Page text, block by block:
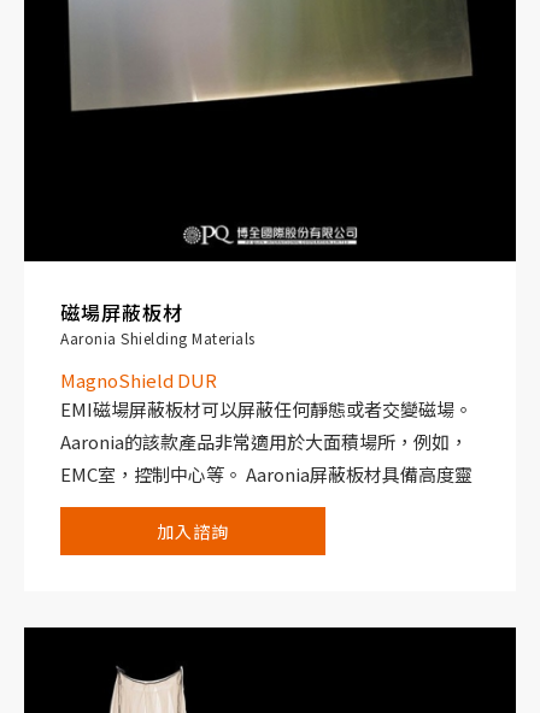
磁場屏蔽板材
Aaronia Shielding Materials
MagnoShield DUR
EMI磁場屏蔽板材可以屏蔽任何靜態或者交變磁場。
Aaronia的該款產品非常適用於大面積場所，例如，
EMC室，控制中心等。 Aaronia屏蔽板材具備高度靈
活，堅固，防凍，防腐蝕，不生鏽..等特點。
加入諮詢